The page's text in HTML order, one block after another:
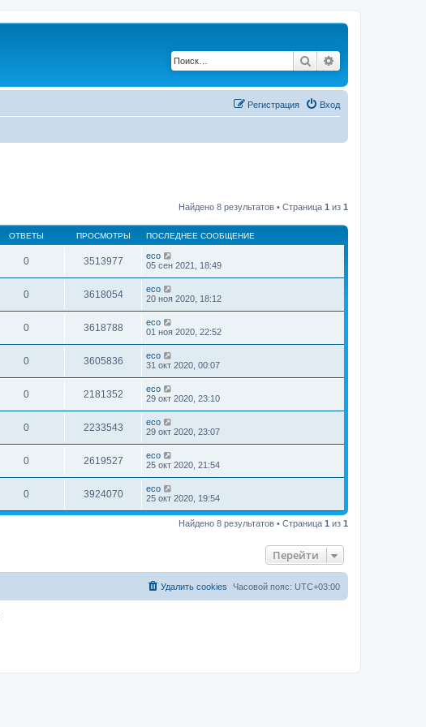
Поиск
Вход
Регистрация
Найдено 8 результатов • Страница 1 из 1
ОТВЕТЫ ПРОСМОТРЫ ПОСЛЕДНЕЕ СООБЩЕНИЕ
0 3513977
eco
05 сен 2021, 18:49
0 3618054
eco
20 ноя 2020, 18:12
0 3618788
eco
01 ноя 2020, 22:52
0 3605836
eco
31 окт 2020, 00:07
0 2181352
eco
29 окт 2020, 23:10
0 2233543
eco
29 окт 2020, 23:07
0 2619527
eco
25 окт 2020, 21:54
0 3924070
eco
25 окт 2020, 19:54
Найдено 8 результатов • Страница 1 из 1
Перейти
Часовой пояс: UTC+03:00
Удалить cookies